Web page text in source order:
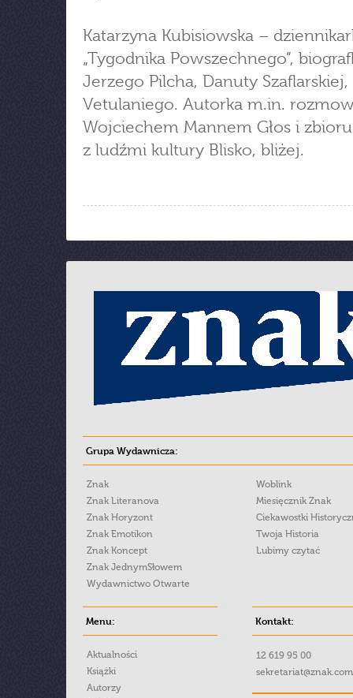
Katarzyna Kubisiowska –
„Tygodnika Powszechnego”,
Jerzego Pilcha, Danuty
Vetulaniego. Autorka m.in.
Wojciechem Mannem Głos i
z ludźmi kultury Blisko, bliżej.
Grupa Wydawnicza:
Znak
Znak Literanova
Znak Horyzont
Znak Emotikon
Znak Koncept
Znak JednymSłowem
Wydawnictwo Otwarte
Woblink
Miesięcznik Znak
Ciekawostki
Twoja Historia
Lubimy czytać
Menu:
Aktualności
Książki
Autorzy
Kontakt:
12 619 95 00